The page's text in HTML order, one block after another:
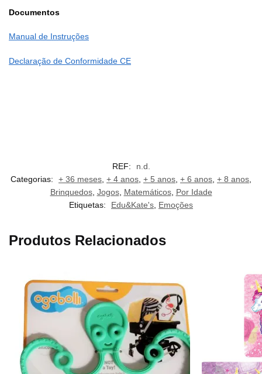
Documentos
Manual de Instruções
Declaração de Conformidade CE
REF:
n.d.
Categorias:
+ 36 meses, + 4 anos, + 5 anos, + 6 anos, + 8 anos,
Brinquedos, Jogos, Matemáticos, Por Idade
Etiquetas:
Edu&Kate's, Emoções
Produtos Relacionados